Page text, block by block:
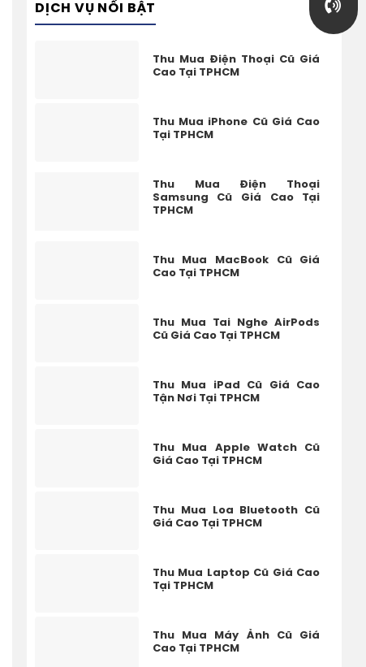
DỊCH VỤ NỔI BẬT
Thu Mua Điện Thoại Cũ Giá
Cao Tại TPHCM
Thu Mua iPhone Cũ Giá Cao
Tại TPHCM
Thu Mua Điện Thoại
Samsung Cũ Giá Cao Tại
TPHCM
Thu Mua MacBook Cũ Giá
Cao Tại TPHCM
Thu Mua Tai Nghe AirPods
Cũ Giá Cao Tại TPHCM
Thu Mua iPad Cũ Giá Cao
Tận Nơi Tại TPHCM
Thu Mua Apple Watch Cũ
Giá Cao Tại TPHCM
Thu Mua Loa Bluetooth Cũ
Giá Cao Tại TPHCM
Thu Mua Laptop Cũ Giá Cao
Tại TPHCM
Thu Mua Máy Ảnh Cũ Giá
Cao Tại TPHCM